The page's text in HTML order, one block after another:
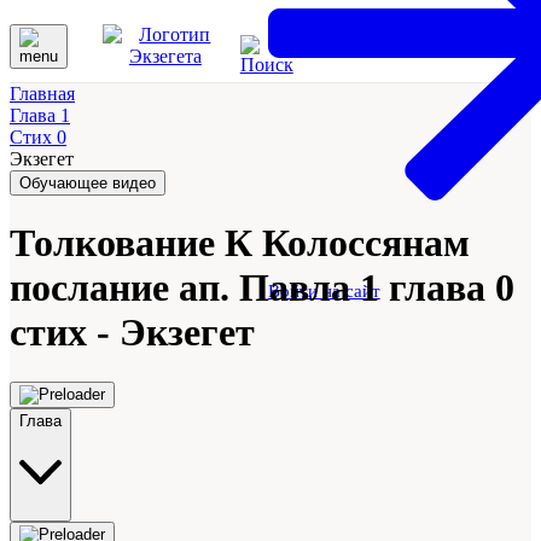
Войти на сайт
Главная
Глава 1
Стих 0
Экзегет
Обучающее видео
Толкование К Колоссянам
послание ап. Павла 1 глава 0
стих - Экзегет
Глава